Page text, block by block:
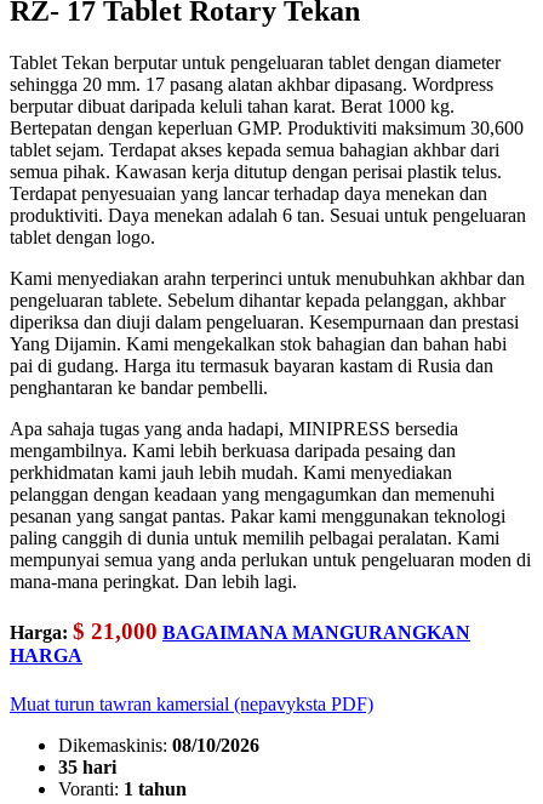
RZ- 17 Tablet Rotary Tekan
Tablet Tekan berputar untuk pengeluaran tablet dengan diameter
sehingga 20 mm. 17 pasang alatan akhbar dipasang. Wordpress
berputar dibuat daripada keluli tahan karat. Berat 1000 kg.
Bertepatan dengan keperluan GMP. Produktiviti maksimum 30,600
tablet sejam. Terdapat akses kepada semua bahagian akhbar dari
semua pihak. Kawasan kerja ditutup dengan perisai plastik telus.
Terdapat penyesuaian yang lancar terhadap daya menekan dan
produktiviti. Daya menekan adalah 6 tan. Sesuai untuk pengeluaran
tablet dengan logo.
Kami menyediakan arahn terperinci untuk menubuhkan akhbar dan
pengeluaran tablete. Sebelum dihantar kepada pelanggan, akhbar
diperiksa dan diuji dalam pengeluaran. Kesempurnaan dan prestasi
Yang Dijamin. Kami mengekalkan stok bahagian dan bahan habi
pai di gudang. Harga itu termasuk bayaran kastam di Rusia dan
penghantaran ke bandar pembelli.
Apa sahaja tugas yang anda hadapi, MINIPRESS bersedia
mengambilnya. Kami lebih berkuasa daripada pesaing dan
perkhidmatan kami jauh lebih mudah. Kami menyediakan
pelanggan dengan keadaan yang mengagumkan dan memenuhi
pesanan yang sangat pantas. Pakar kami menggunakan teknologi
paling canggih di dunia untuk memilih pelbagai peralatan. Kami
mempunyai semua yang anda perlukan untuk pengeluaran moden di
mana-mana peringkat. Dan lebih lagi.
Harga: $ 21,000 BAGAIMANA MANGURANGKAN
HARGA
Muat turun tawran kamersial (nepavyksta PDF)
Dikemaskinis: 08/10/2026
35 hari
Voranti: 1 tahun